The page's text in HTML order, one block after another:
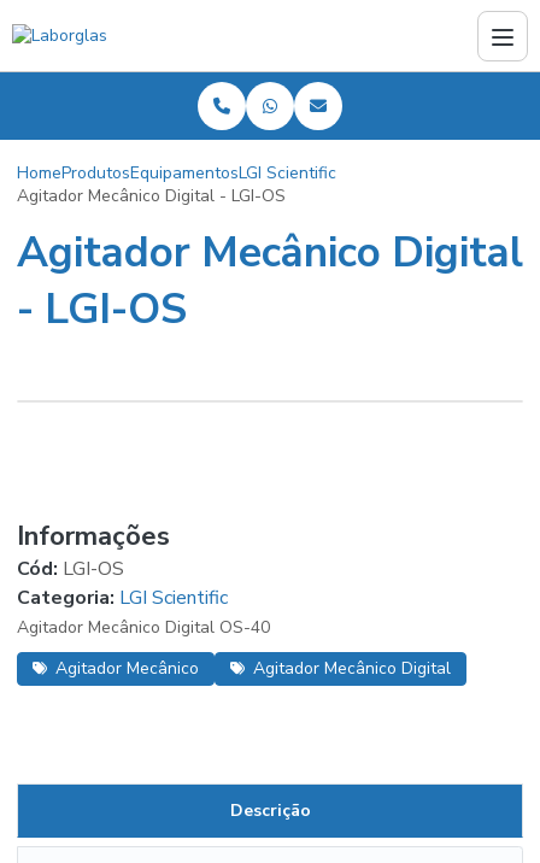
HomeProdutosEquipamentosLGI Scientific
Agitador Mecânico Digital - LGI-OS
Agitador Mecânico Digital
- LGI-OS
Informações
Cód: LGI-OS
Categoria: LGI Scientific
Agitador Mecânico Digital OS-40
Agitador Mecânico
Agitador Mecânico Digital
Descrição